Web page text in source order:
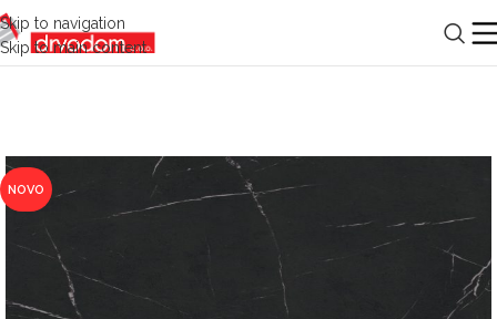
Skip to navigation
Skip to main content
NOVO